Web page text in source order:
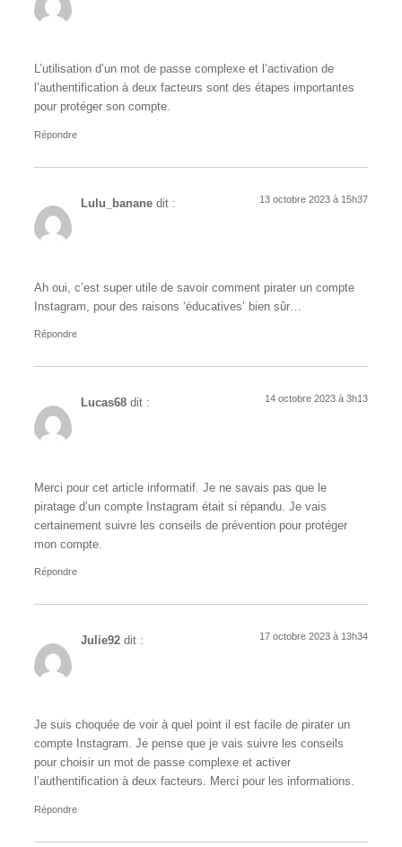
L’utilisation d’un mot de passe complexe et l’activation de
l’authentification à deux facteurs sont des étapes importantes
pour protéger son compte.
Répondre
Lulu_banane dit : 13 octobre 2023 à 15h37
Ah oui, c’est super utile de savoir comment pirater un compte
Instagram, pour des raisons ‘éducatives’ bien sûr…
Répondre
Lucas68 dit : 14 octobre 2023 à 3h13
Merci pour cet article informatif. Je ne savais pas que le
piratage d’un compte Instagram était si répandu. Je vais
certainement suivre les conseils de prévention pour protéger
mon compte.
Répondre
Julie92 dit : 17 octobre 2023 à 13h34
Je suis choquée de voir à quel point il est facile de pirater un
compte Instagram. Je pense que je vais suivre les conseils
pour choisir un mot de passe complexe et activer
l’authentification à deux facteurs. Merci pour les informations.
Répondre